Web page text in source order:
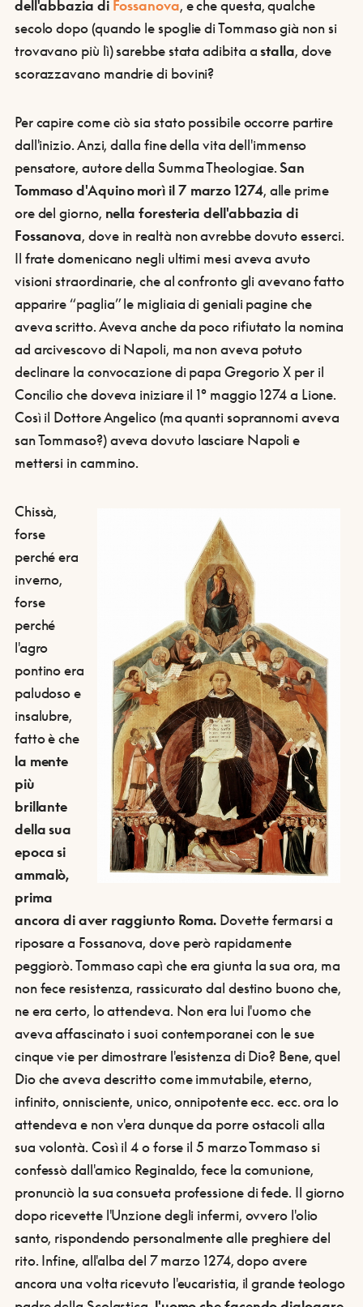
dell'abbazia di Fossanova, e che questa, qualche
secolo dopo (quando le spoglie di Tommaso già non si
trovavano più lì) sarebbe stata adibita astalla, dove
scorazzavano mandrie di bovini?
Per capire come ciò sia stato possibile occorre partire
dall'inizio. Anzi, dalla fine della vita dell'immenso
pensatore, autore della Summa Theologiae.San
Tommaso d'Aquino morì il 7 marzo 1274, alle prime
ore del giorno, nella foresteria dell'abbazia di
Fossanova, dove in realtà non avrebbe dovuto esserci.
Il frate domenicano negli ultimi mesi aveva avuto
visioni straordinarie, che al confronto gli avevano fatto
apparire “paglia” le migliaia di geniali pagine che
aveva scritto. Aveva anche da poco rifiutato la nomina
ad arcivescovo di Napoli, ma non aveva potuto
declinare la convocazione di papa Gregorio X per il
Concilio che doveva iniziare il 1° maggio 1274 a Lione.
Così il Dottore Angelico (ma quanti soprannomi aveva
san Tommaso?) aveva dovuto lasciare Napoli e
mettersi in cammino.
Chissà,
forse
perché era
inverno,
forse
perché
l'agro
pontino era
paludoso e
insalubre,
fatto è che
la mente
più
brillante
della sua
epoca si
ammalò,
prima
ancora di aver raggiunto Roma. Dovette fermarsi a
riposare a Fossanova, dove però rapidamente
peggiorò. Tommaso capì che era giunta la sua ora, ma
non fece resistenza, rassicurato dal destino buono che,
ne era certo, lo attendeva. Non era lui l'uomo che
aveva affascinato i suoi contemporanei con le sue
cinque vie per dimostrare l'esistenza di Dio? Bene, quel
Dio che aveva descritto come immutabile, eterno,
infinito, onnisciente, unico, onnipotente ecc. ecc. ora lo
attendeva e non v'era dunque da porre ostacoli alla
sua volontà. Così il 4 o forse il 5 marzo Tommaso si
confessò dall'amico Reginaldo, fece la comunione,
pronunciò la sua consueta professione di fede. Il giorno
dopo ricevette l'Unzione degli infermi, ovvero l'olio
santo, rispondendo personalmente alle preghiere del
rito. Infine, all'alba del 7 marzo 1274, dopo avere
ancora una volta ricevuto l'eucaristia, il grande teologo